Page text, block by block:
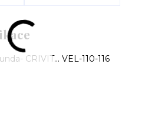
CRIVIT... VEL-110-116